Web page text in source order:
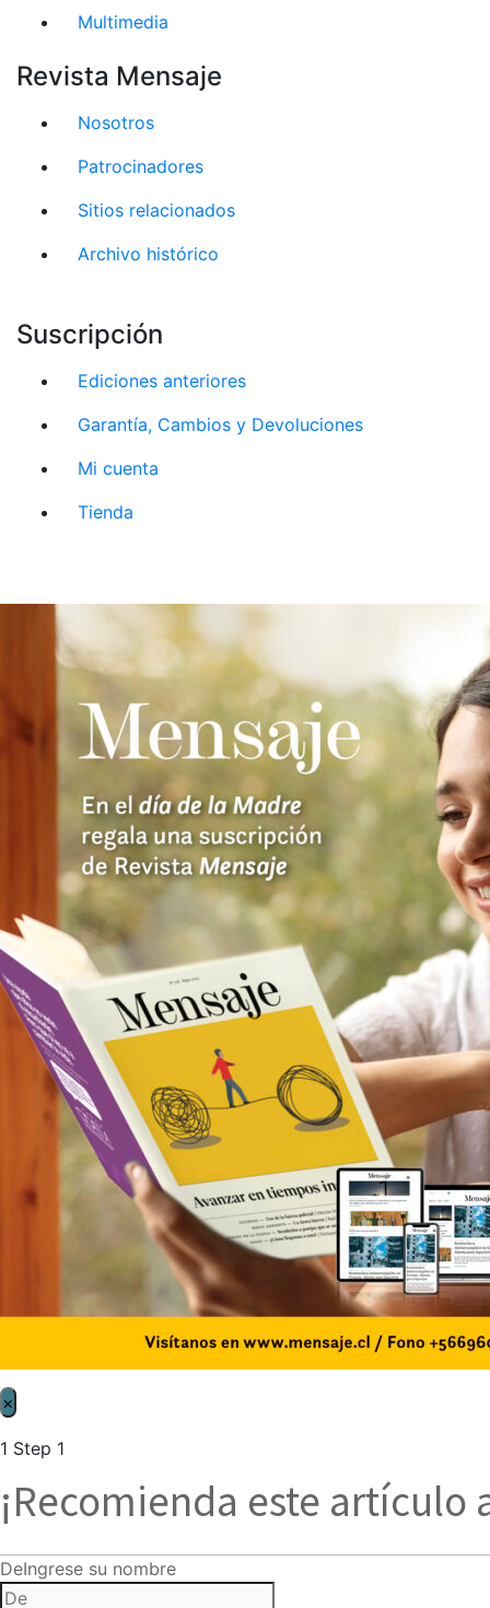
Multimedia
Revista Mensaje
Nosotros
Patrocinadores
Sitios relacionados
Archivo histórico
Suscripción
Ediciones anteriores
Garantía, Cambios y Devoluciones
Mi cuenta
Tienda
×
1 Step 1
¡Recomienda este artículo
DeIngrese su nombre